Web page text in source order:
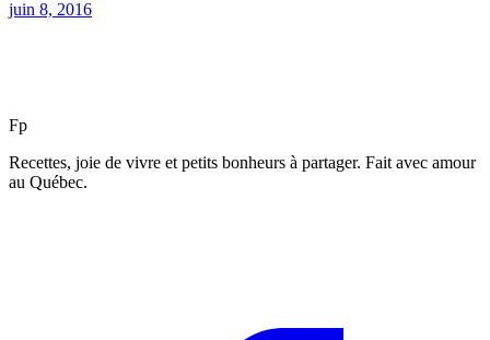
juin 8, 2016
Fp
Recettes, joie de vivre et petits bonheurs à partager. Fait avec amour
au Québec.